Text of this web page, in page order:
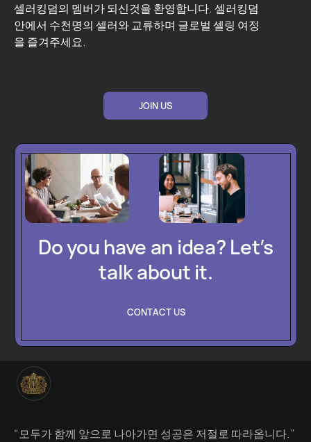
셀러킹덤의 멤버가 되신것을 환영합니다. 셀러킹덤
안에서 수천명의 셀러와 교류하며 글로벌 셀링 여정
을 즐겨주세요.
JOIN US
Do you have an idea? Let’s
talk about it.
CONTACT US
“모두가 함께 앞으로 나아가면 성공은 저절로 따라옵니다.”